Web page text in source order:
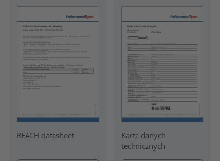
REACH datasheet
Karta danych
technicznych